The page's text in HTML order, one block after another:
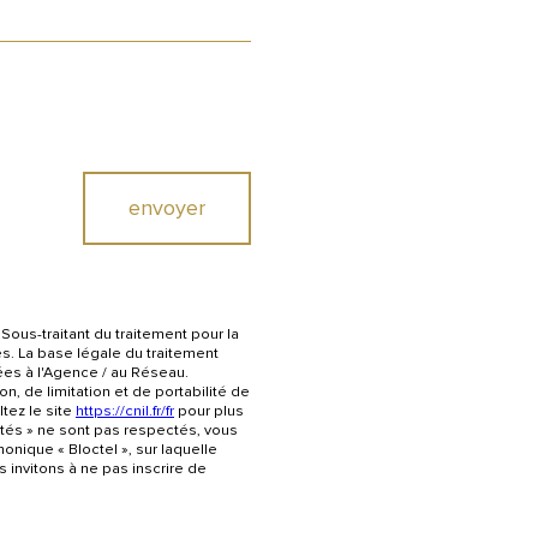
envoyer
traitant du traitement pour la
La base légale du traitement
à l'Agence / au Réseau.
de limitation et de portabilité de
le site https://cnil.fr/fr pour plus
» ne sont pas respectés, vous
« Bloctel », sur laquelle
invitons à ne pas inscrire de